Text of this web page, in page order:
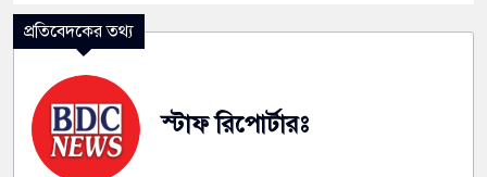
প্রতিবেদকের তথ্য
স্টাফ রিপোর্টারঃ